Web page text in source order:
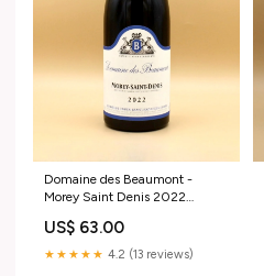
Domaine des Beaumont -
Morey Saint Denis 2022
US$ 63.00
★★★★★ 4.2 (13 reviews)